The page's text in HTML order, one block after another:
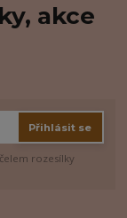
akce
Přihlásit se
rozesílky